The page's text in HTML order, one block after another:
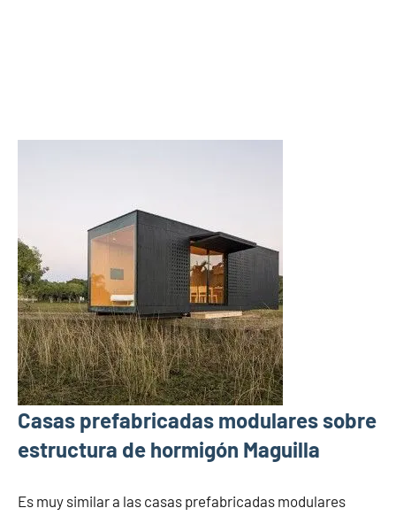
Casas prefabricadas modulares sobre
estructura de hormigón Maguilla
Es muy similar a las casas prefabricadas modulares